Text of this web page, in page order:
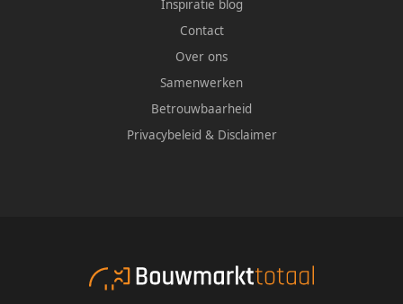
Inspiratie blog
Contact
Over ons
Samenwerken
Betrouwbaarheid
Privacybeleid & Disclaimer